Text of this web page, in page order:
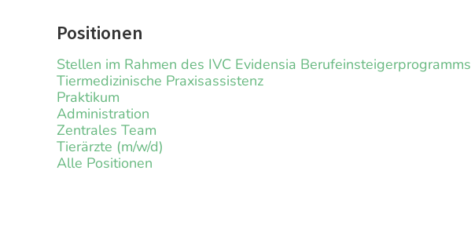
Positionen
Stellen im Rahmen des IVC Evidensia Berufeinsteigerprogramms
Tiermedizinische Praxisassistenz
Praktikum
Administration
Zentrales Team
Tierärzte (m/w/d)
Alle Positionen